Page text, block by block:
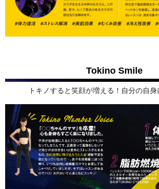
Tokino Smile
トキノすると笑顔が増える！自分の自身